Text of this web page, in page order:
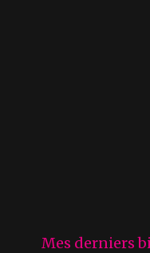
Mes derniers